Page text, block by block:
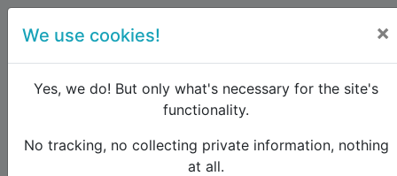
Forum Interrail and Eurail
We use cookies! ×
Yes, we do! But only what's necessary for the site's
functionality.
No tracking, no collecting private information, nothing
at all.